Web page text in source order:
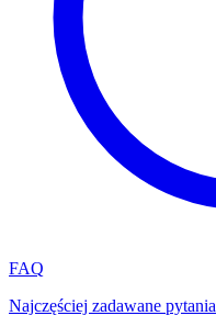
FAQ
Najczęściej zadawane pytania